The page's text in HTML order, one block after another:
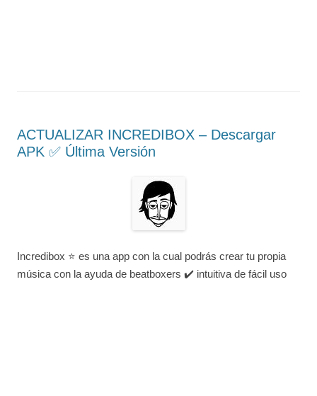
ACTUALIZAR INCREDIBOX – Descargar
APK ✅️ Última Versión
Incredibox ⭐ es una app con la cual podrás crear tu propia
música con la ayuda de beatboxers ✔️ intuitiva de fácil uso